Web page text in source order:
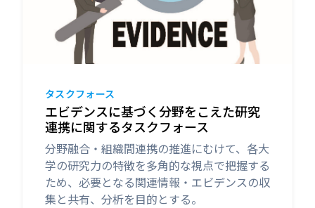
タスクフォース
エビデンスに基づく分野をこえた研究
連携に関するタスクフォース
分野融合・組織間連携の推進にむけて、各大
学の研究力の特徴を多角的な視点で把握する
ため、必要となる関連情報・エビデンスの収
集と共有、分析を目的とする。